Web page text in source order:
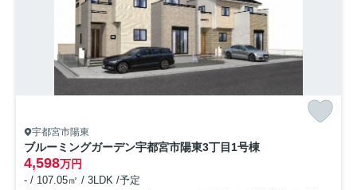
宇都宮市陽東
ブルーミングガーデン宇都宮市陽東3丁目1号棟
4,598万円
- / 107.05㎡ / 3LDK /予定